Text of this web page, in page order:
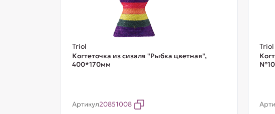
Triol
Когтеточка из сизаля "Рыбка цветная",
400*170мм
Артикул20851008
Triol